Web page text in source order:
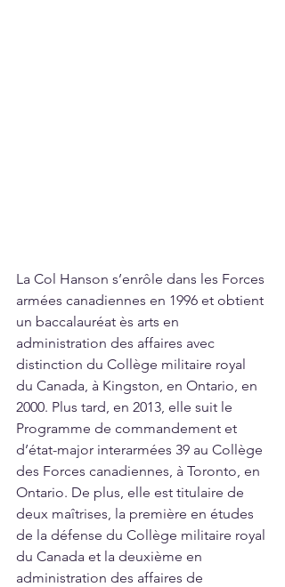
La Col Hanson s’enrôle dans les Forces
armées canadiennes en 1996 et obtient
un baccalauréat ès arts en
administration des affaires avec
distinction du Collège militaire royal
du Canada, à Kingston, en Ontario, en
2000. Plus tard, en 2013, elle suit le
Programme de commandement et
d’état-major interarmées 39 au Collège
des Forces canadiennes, à Toronto, en
Ontario. De plus, elle est titulaire de
deux maîtrises, la première en études
de la défense du Collège militaire royal
du Canada et la deuxième en
administration des affaires de